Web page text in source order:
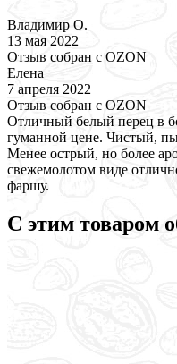
Владимир О.
13 мая 2022
Отзыв собран c OZON
Елена
7 апреля 2022
Отзыв собран c OZON
Отличный белый перец в
гуманной цене. Чистый,
Менее острый, но более
свежемолотом виде
фаршу.
С этим товаром